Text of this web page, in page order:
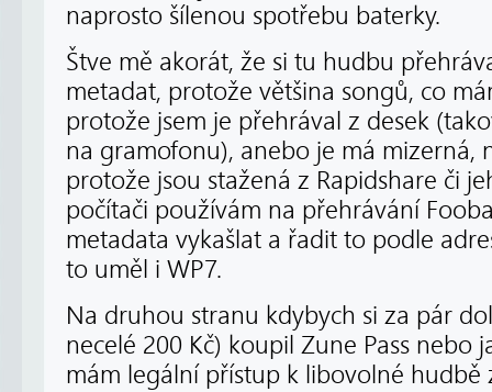
naprosto šílenou spotřebu baterky.
Štve mě akorát, že si tu hudbu
metadat, protože většina songů, co
protože jsem je přehrával z desek
na gramofonu), anebo je má mizerná,
protože jsou stažená z Rapidshare či
počítači používám na přehrávání
metadata vykašlat a řadit to podle
to uměl i WP7.
Na druhou stranu kdybych si za pár
necelé 200 Kč) koupil Zune Pass nebo
mám legální přístup k libovolné hudbě